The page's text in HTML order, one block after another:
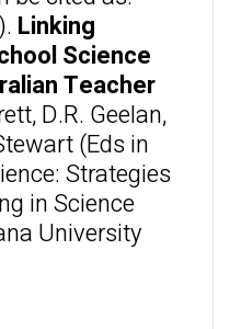
Linking
Science
Teacher
D.R. Geelan,
(Eds in
Strategies
in Science.
University